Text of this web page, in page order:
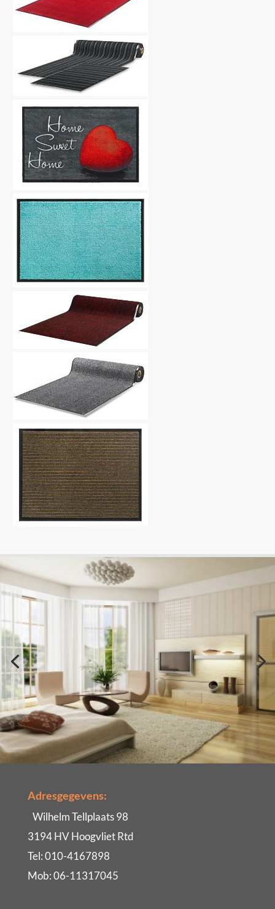
Adresgegevens:
Wilhelm Tellplaats 98
3194 HV Hoogvliet Rtd
Tel: 010-4167898
Mob: 06-11317045